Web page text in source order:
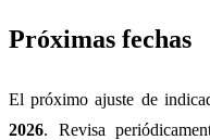
Próximas fechas
El próximo ajuste de
2026. Revisa